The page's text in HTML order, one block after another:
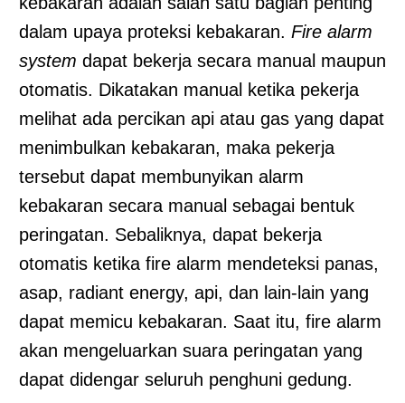
dalam upaya proteksi kebakaran. Fire alarm
system dapat bekerja secara manual maupun
otomatis. Dikatakan manual ketika pekerja
melihat ada percikan api atau gas yang dapat
menimbulkan kebakaran, maka pekerja
tersebut dapat membunyikan alarm
kebakaran secara manual sebagai bentuk
peringatan. Sebaliknya, dapat bekerja
otomatis ketika fire alarm mendeteksi panas,
asap, radiant energy, api, dan lain-lain yang
dapat memicu kebakaran. Saat itu, fire alarm
akan mengeluarkan suara peringatan yang
dapat didengar seluruh penghuni gedung.